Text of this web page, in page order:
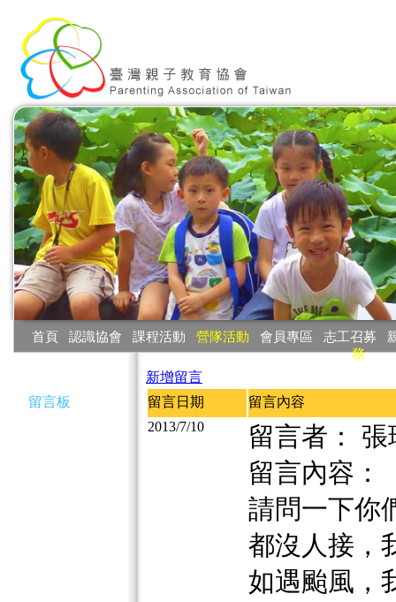
首頁 認識協會 課程活動 營隊活動 會員專區 志工召募
務
留言板
新增留言
留言日期
留言內容
2013/7/10
留言者： 張
留言內容：
請問一下你
都沒人接，
如遇颱風，